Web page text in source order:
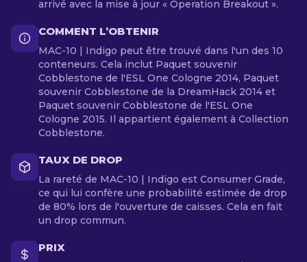
arrivé avec la mise à jour « Operation Breakout ».
COMMENT L’OBTENIR
MAC-10 | Indigo peut être trouvé dans l'un des 10
conteneurs. Cela inclut Paquet souvenir
Cobblestone de l'ESL One Cologne 2014, Paquet
souvenir Cobblestone de la DreamHack 2014 et
Paquet souvenir Cobblestone de l'ESL One
Cologne 2015. Il appartient également à Collection
Cobblestone.
TAUX DE DROP
La rareté de MAC-10 | Indigo est Consumer Grade,
ce qui lui confère une probabilité estimée de drop
de 80% lors de l'ouverture de caisses. Cela en fait
un drop commun.
PRIX